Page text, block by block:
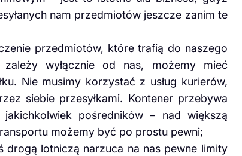
nam przedmiotów jeszcze zanim te
przedmiotów, które trafią do naszego
zależy wyłącznie od nas, możemy mieć
Nie musimy korzystać z usług kurierów,
siebie przesyłkami. Kontener przebywa
pośredników – nad większą
możemy być po prostu pewni;
drogą lotniczą narzuca na nas pewne limity